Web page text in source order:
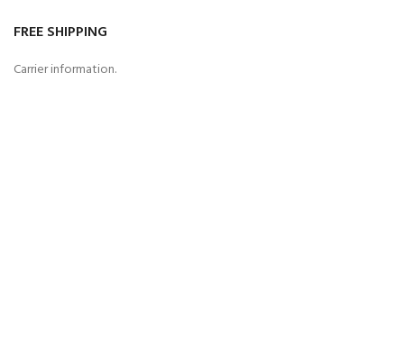
FREE SHIPPING
Carrier information.